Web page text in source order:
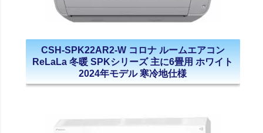
CSH-SPK22AR2-W コロナ ルームエアコン
ReLaLa 冬暖 SPKシリーズ 主に6畳用 ホワイト
2024年モデル 寒冷地仕様